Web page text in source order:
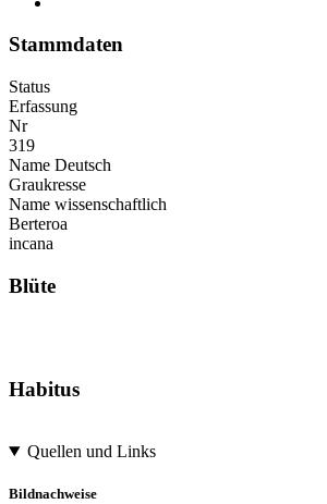
Stammdaten
Status
Erfassung
Nr
319
Name Deutsch
Graukresse
Name wissenschaftlich
Berteroa
incana
Blüte
Habitus
Quellen und Links
Bildnachweise